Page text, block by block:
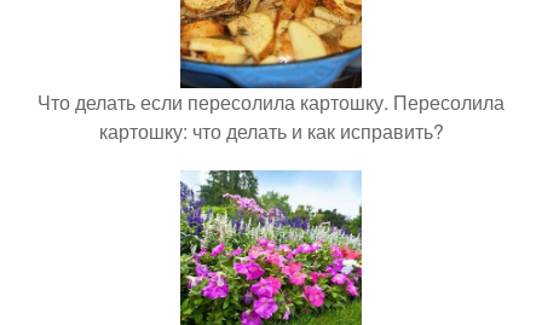
Что делать если пересолила картошку. Пересолила
картошку: что делать и как исправить?